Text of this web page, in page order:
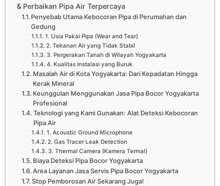
& Perbaikan Pipa Air Terpercaya
Penyebab Utama Kebocoran Pipa di Perumahan dan
Gedung
1. Usia Pakai Pipa (Wear and Tear)
2. Tekanan Air yang Tidak Stabil
3. Pergerakan Tanah di Wilayah Yogyakarta
4. Kualitas Instalasi yang Buruk
Masalah Air di Kota Yogyakarta: Dari Kepadatan Hingga
Kerak Mineral
Keunggulan Menggunakan Jasa Pipa Bocor Yogyakarta
Profesional
Teknologi yang Kami Gunakan: Alat Deteksi Kebocoran
Pipa Air
1. Acoustic Ground Microphone
2. Gas Tracer Leak Detection
3. Thermal Camera (Kamera Termal)
Biaya Deteksi Pipa Bocor Yogyakarta
Area Layanan Jasa Servis Pipa Bocor Yogyakarta
Stop Pemborosan Air Sekarang Juga!